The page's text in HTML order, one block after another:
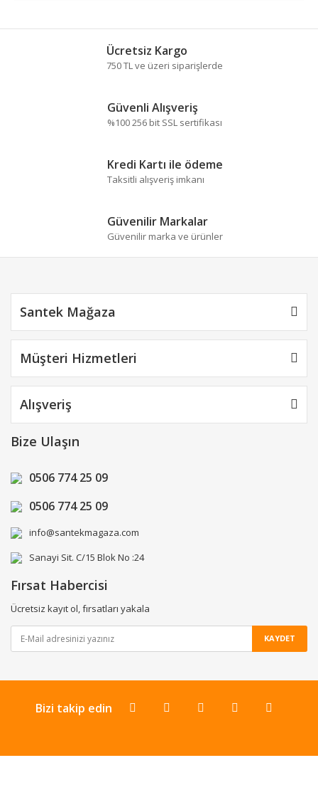
Bu ürüne ilk yorumu siz yapın!
Yorum Yaz
gördüğünüz noktaları öneri formunu kullanarak
tarafımıza iletebilirsiniz.
Görüş ve önerileriniz için teşekkür ederiz.
görüntülenemiyor.
Ürün açıklamasında eksik bilgiler bulunuyor.
Ürün fiyatı diğer sitelerden daha pahalı.
Bu ürüne benzer farklı alternatifler olmalı.
Ücretsiz Kargo
750 TL ve üzeri siparişlerde
Güvenli Alışveriş
%100 256 bit SSL sertifikası
Kredi Kartı ile ödeme
Taksitli alışveriş imkanı
Güvenilir Markalar
Güvenilir marka ve ürünler
Santek Mağaza
Müşteri Hizmetleri
Alışveriş
Bize Ulaşın
0506 774 25 09
0506 774 25 09
info@santekmagaza.com
Sanayi Sit. C/15 Blok No :24
Fırsat Habercisi
Ücretsiz kayıt ol, fırsatları yakala
KAYDET
Bizi takip edin